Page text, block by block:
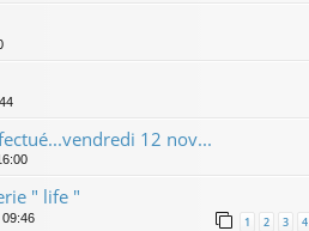
12 nov...
" life "
09:46 1 2 3 4